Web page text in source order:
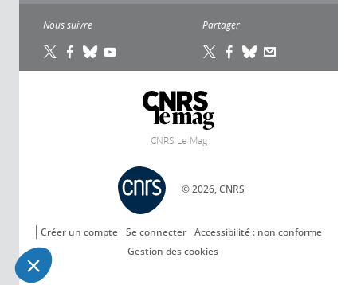
Nous suivre Partager
CNRS Le Mag
© 2026, CNRS
Créer un compte Se connecter
Accessibilité : non conforme
Gestion des cookies